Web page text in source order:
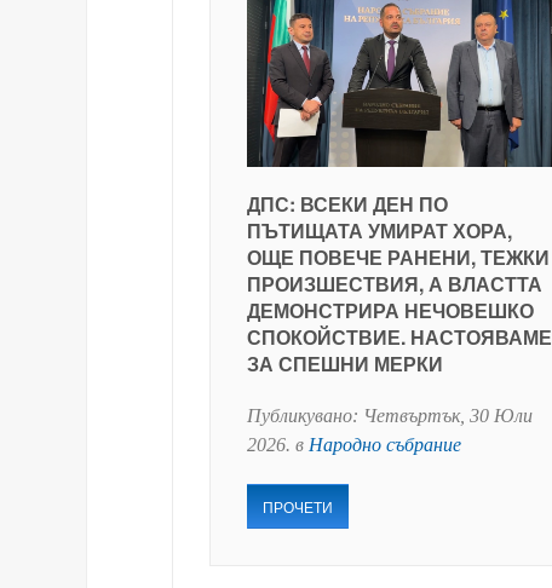
ДПС: ВСЕКИ ДЕН ПО
ПЪТИЩАТА УМИРАТ ХОРА,
ОЩЕ ПОВЕЧЕ РАНЕНИ, ТЕЖКИ
ПРОИЗШЕСТВИЯ, А ВЛАСТТА
ДЕМОНСТРИРА НЕЧОВЕШКО
СПОКОЙСТВИЕ. НАСТОЯВАМЕ
ЗА СПЕШНИ МЕРКИ
Публикувано: Четвъртък, 30 Юли
2026. в Народно събрание
ПРОЧЕТИ